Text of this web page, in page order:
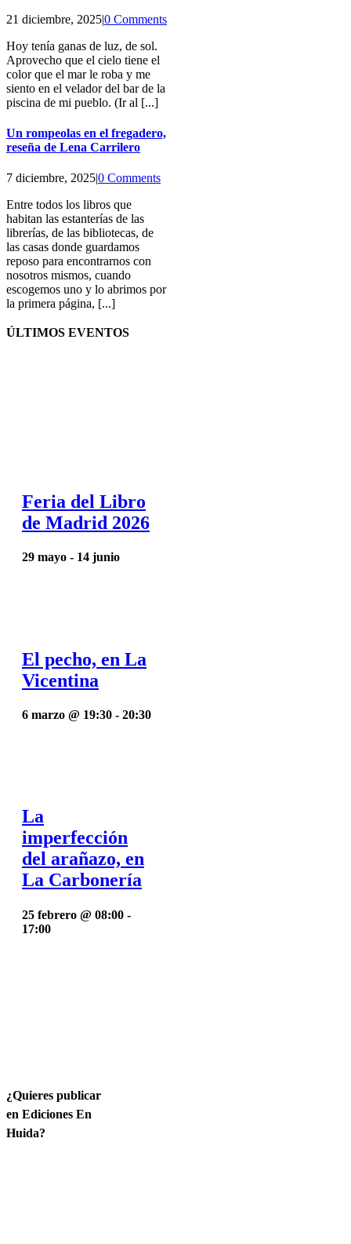
21 diciembre, 2025|0 Comments
Hoy tenía ganas de luz, de sol.
Aprovecho que el cielo tiene el
color que el mar le roba y me
siento en el velador del bar de la
piscina de mi pueblo. (Ir al [...]
Un rompeolas en el fregadero,
reseña de Lena Carrilero
7 diciembre, 2025|0 Comments
Entre todos los libros que
habitan las estanterías de las
librerías, de las bibliotecas, de
las casas donde guardamos
reposo para encontrarnos con
nosotros mismos, cuando
escogemos uno y lo abrimos por
la primera página, [...]
ÚLTIMOS EVENTOS
Feria del Libro
de Madrid 2026
29 mayo - 14 junio
El pecho, en La
Vicentina
6 marzo @ 19:30 - 20:30
La
imperfección
del arañazo, en
La Carbonería
25 febrero @ 08:00 -
17:00
¿Quieres publicar
en Ediciones En
Huida?